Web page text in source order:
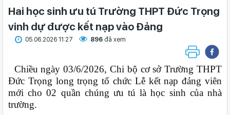
​​​​​​​Hai học sinh ưu tú Trường THPT Đức Trọng
vinh dự được kết nạp vào Đảng
05.06.2026 11:27 896 đã xem
Chiều ngày 03/6/2026, Chi bộ cơ sở Trường THPT
Đức Trọng long trọng tổ chức Lễ kết nạp đảng viên
mới cho 02 quần chúng ưu tú là học sinh của nhà
trường.